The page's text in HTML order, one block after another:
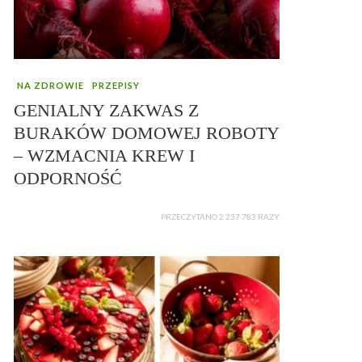
NA ZDROWIE PRZEPISY
GENIALNY ZAKWAS Z
BURAKÓW DOMOWEJ ROBOTY
– WZMACNIA KREW I
ODPORNOŚĆ
PRZECZYTANO 2 237 783 RAZY